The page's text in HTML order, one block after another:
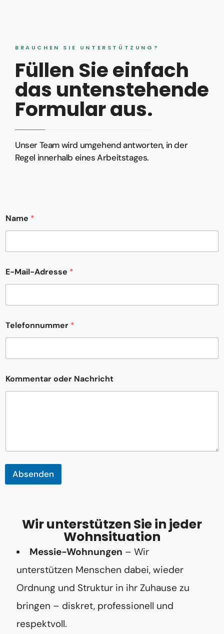
BRAUCHEN SIE UNTERSTÜTZUNG?
Füllen Sie einfach
das untenstehende
Formular aus.
Unser Team wird umgehend antworten, in der
Regel innerhalb eines Arbeitstages.
Name *
E-Mail-Adresse *
Telefonnummer *
N
a
o
n
Kommentar oder Nachricht
Absenden
Wir unterstützen Sie in jeder
Wohnsituation
Messie-Wohnungen – Wir
unterstützen Menschen dabei, wieder
Ordnung und Struktur in ihr Zuhause zu
bringen – diskret, professionell und
respektvoll.